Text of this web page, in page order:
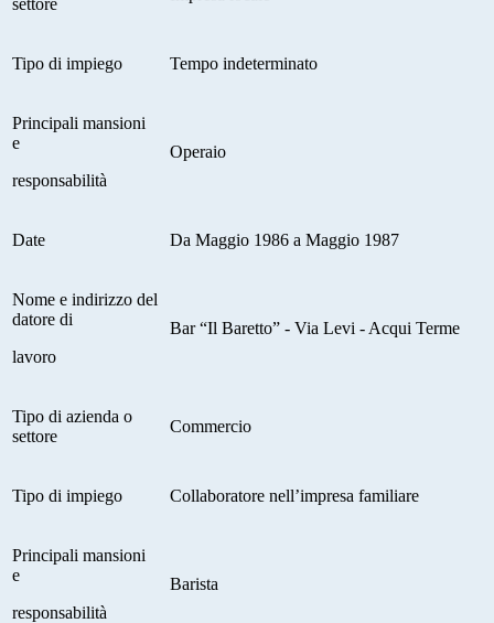
settore
Tipo di impiego Tempo indeterminato
Principali mansioni
e
responsabilità
Operaio
Date Da Maggio 1986 a Maggio 1987
Nome e indirizzo del
datore di
lavoro
Bar “Il Baretto” - Via Levi - Acqui Terme
Tipo di azienda o
settore
Commercio
Tipo di impiego Collaboratore nell’impresa familiare
Principali mansioni
e
responsabilità
Barista